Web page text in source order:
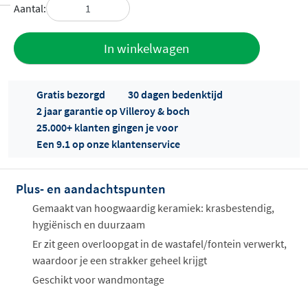
Aantal:
In winkelwagen
Offertes
ophalen...
Gratis bezorgd
30 dagen bedenktijd
2 jaar garantie op Villeroy & boch
25.000+ klanten gingen je voor
Een 9.1 op onze klantenservice
Plus- en aandachtspunten
Gemaakt van hoogwaardig keramiek: krasbestendig,
hygiënisch en duurzaam
Er zit geen overloopgat in de wastafel/fontein verwerkt,
waardoor je een strakker geheel krijgt
Geschikt voor wandmontage